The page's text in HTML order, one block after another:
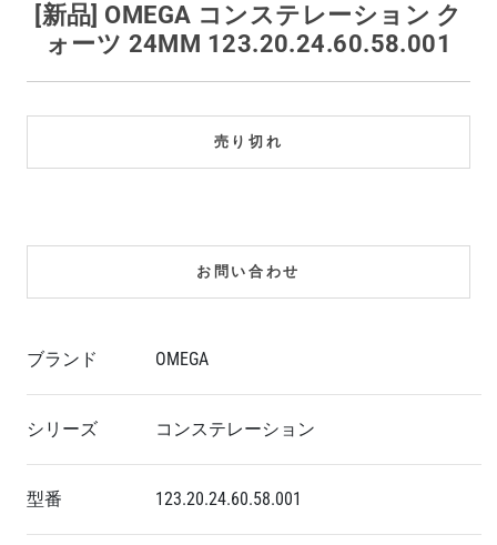
[新品] OMEGA コンステレーション ク
ォーツ 24MM 123.20.24.60.58.001
売り切れ
お問い合わせ
ブランド OMEGA
シリーズ コンステレーション
型番 123.20.24.60.58.001